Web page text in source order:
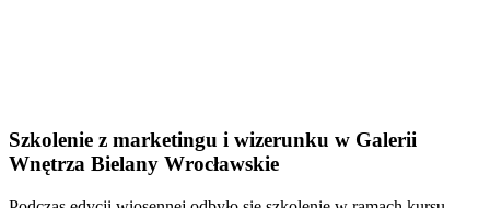
Szkolenie z marketingu i wizerunku w Galerii
Wnętrza Bielany Wrocławskie